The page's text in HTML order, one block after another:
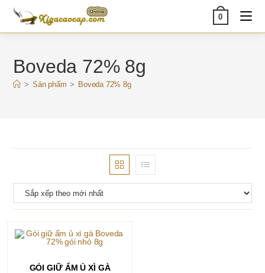
Skip
content
0
Boveda 72% 8g
> Sản phẩm > Boveda 72% 8g
THÊM VÀO GIỎ HÀNG
GÓI GIỮ ẨM Ủ XÌ GÀ